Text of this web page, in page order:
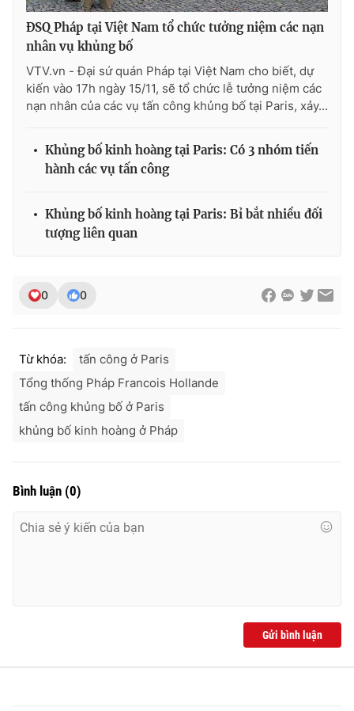
ĐSQ Pháp tại Việt Nam tổ chức tưởng niệm các nạn
nhân vụ khủng bố
VTV.vn - Đại sứ quán Pháp tại Việt Nam cho biết, dự
kiến vào 17h ngày 15/11, sẽ tổ chức lễ tưởng niệm các
nạn nhân của các vụ tấn công khủng bố tại Paris, xảy...
Khủng bố kinh hoàng tại Paris: Có 3 nhóm tiến
hành các vụ tấn công
Khủng bố kinh hoàng tại Paris: Bỉ bắt nhiều đối
tượng liên quan
0 0
Từ khóa:
tấn công ở Paris
Tổng thống Pháp Francois Hollande
tấn công khủng bố ở Paris
khủng bố kinh hoàng ở Pháp
Bình luận (0)
Gửi bình luận